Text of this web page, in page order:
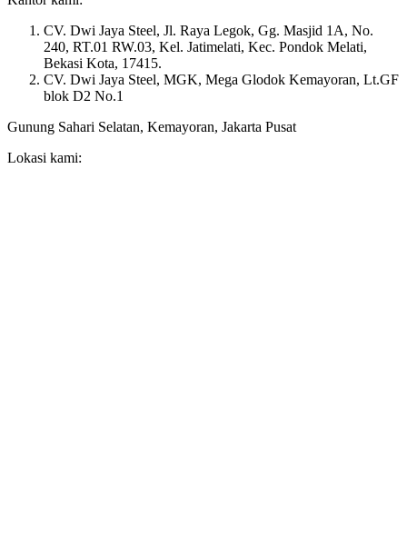
CV. Dwi Jaya Steel, Jl. Raya Legok, Gg. Masjid 1A, No.
240, RT.01 RW.03, Kel. Jatimelati, Kec. Pondok Melati,
Bekasi Kota, 17415.
CV. Dwi Jaya Steel, MGK, Mega Glodok Kemayoran, Lt.GF
blok D2 No.1
Gunung Sahari Selatan, Kemayoran, Jakarta Pusat
Lokasi kami: